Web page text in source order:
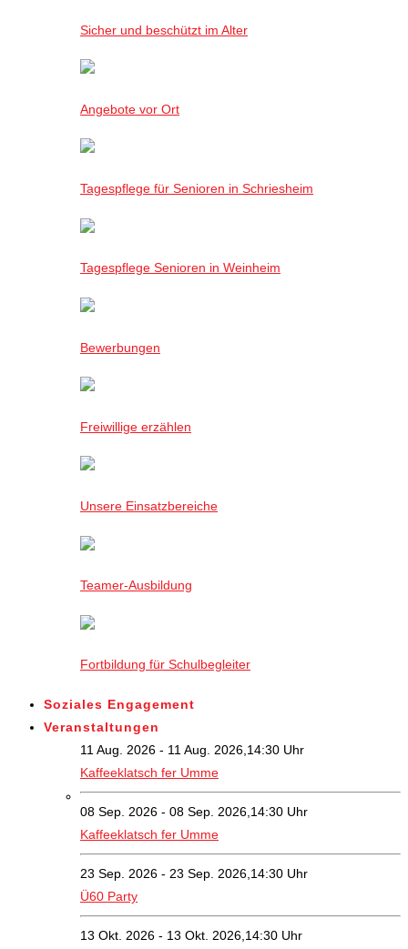
Sicher und beschützt im Alter
Angebote vor Ort
Tagespflege für Senioren in Schriesheim
Tagespflege Senioren in Weinheim
Bewerbungen
Freiwillige erzählen
Unsere Einsatzbereiche
Teamer-Ausbildung
Fortbildung für Schulbegleiter
Soziales Engagement
Veranstaltungen
11 Aug. 2026 - 11 Aug. 2026,14:30 Uhr
Kaffeeklatsch fer Umme
08 Sep. 2026 - 08 Sep. 2026,14:30 Uhr
Kaffeeklatsch fer Umme
23 Sep. 2026 - 23 Sep. 2026,14:30 Uhr
Ü60 Party
13 Okt. 2026 - 13 Okt. 2026,14:30 Uhr